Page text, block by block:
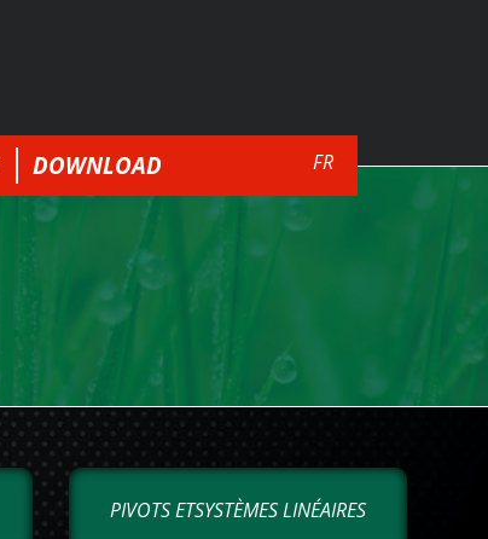
FR
DOWNLOAD
PIVOTS ETSYSTÈMES LINÉAIRES